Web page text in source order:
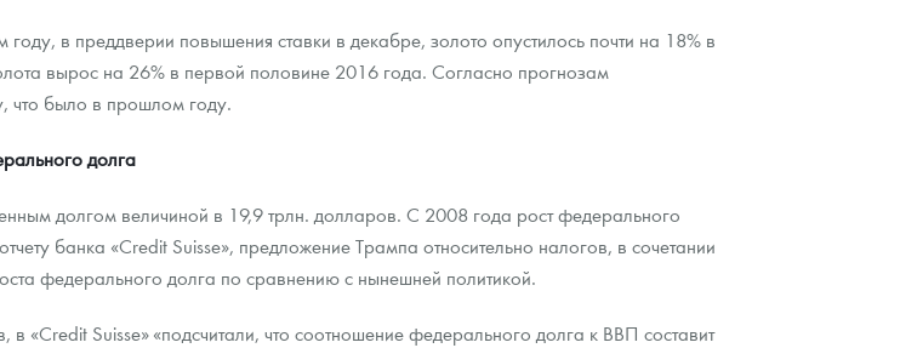
в преддверии повышения ставки в декабре, золото опустилось почти на 18% в
вырос на 26% в первой половине 2016 года. Согласно прогнозам
что было в прошлом году.
долга
долгом величиной в 19,9 трлн. долларов. C 2008 года рост федерального
банка «Credit Suisse», предложение Трампа относительно налогов, в сочетании
федерального долга по сравнению с нынешней политикой.
«Credit Suisse» «подсчитали, что соотношение федерального долга к ВВП составит